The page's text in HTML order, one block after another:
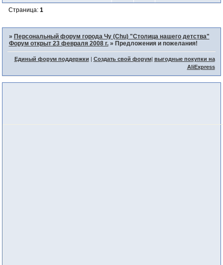
Страница: 1
» Персональный форум города Чу (Chu) "Столица нашего детства"
Форум открыт 23 февраля 2008 г. » Предложения и пожелания!
Единый форум поддержки Создать свой форум| выгодные покупки на
AliExpress